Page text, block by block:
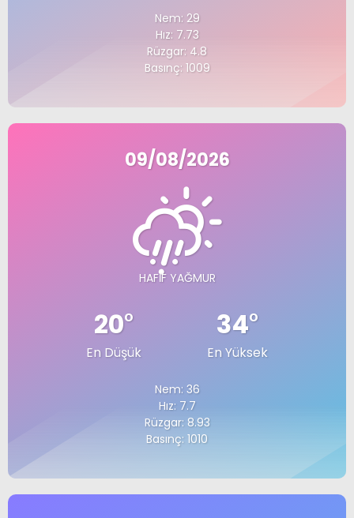
Nem: 29
Hız: 7.73
Rüzgar: 4.8
Basınç: 1009
09/08/2026
HAFIF YAĞMUR
20°
En Düşük
34°
En Yüksek
Nem: 36
Hız: 7.7
Rüzgar: 8.93
Basınç: 1010